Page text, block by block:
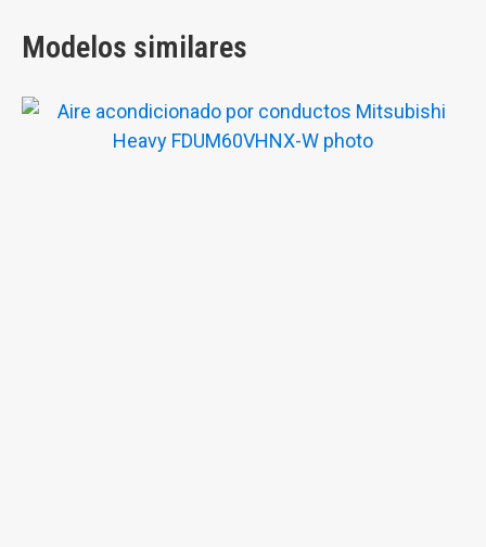
Modelos similares